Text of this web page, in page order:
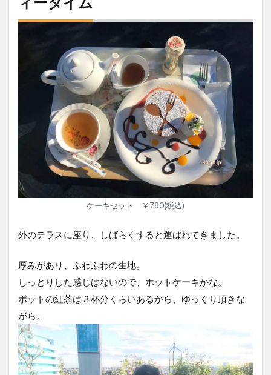
ケーキセット ￥780(税込)
外のテラスに座り、しばらくすると運ばれてきました。
厚みがあり、ふわふわの生地。
しっとりした感じはないので、ホットケーキかな。
ポットの紅茶は３杯分くらいあるから、ゆっくり頂きな
がら。